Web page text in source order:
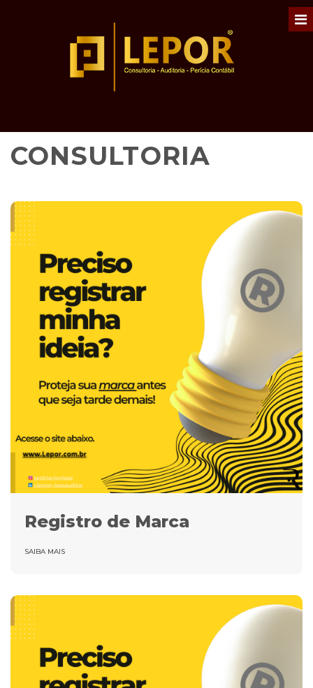
CONSULTORIA
Registro de Marca
SAIBA MAIS